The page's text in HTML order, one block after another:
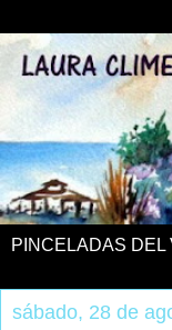
PINCELADAS DEL
sábado, 28 de